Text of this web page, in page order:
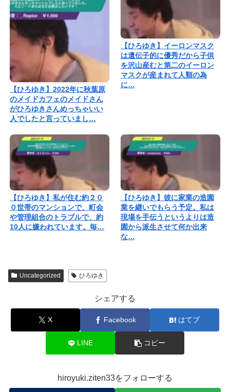
【ひろゆき】2022年に秋葉原
のメイドカフェのメイドさん
がひろゆきさんめっちゃいい
人でしたと言っていまし…
【ひろゆき】イーロンマスク
は遺伝子的に優秀だから子供
を沢山産むと第二のイーロン
マスクが産まれて人類の為
に…
【ひろゆき】私が住む約２０
０世帯のマンションで、町会
や管理組合のトラブルで、約
10人に嫌われています。毎…
【ひろゆき】彼に家業の造園
業を継いでもらう予定。私は
現場を手伝うというよりは造
園から派生させて何か出来
な…
Uncategorized ひろゆき
シェアする
X Facebook はてブ
LINE コピー
hiroyuki.ziten33をフォローする